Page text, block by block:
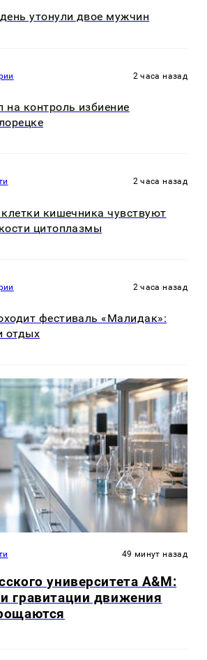
утонули двое мужчин
2 часа назад
на контроль избиение
2 часа назад
клетки кишечника чувствуют
цитоплазмы
2 часа назад
фестиваль «Малидак»:
отдых
49 минут назад
университета A&M:
гравитации движения